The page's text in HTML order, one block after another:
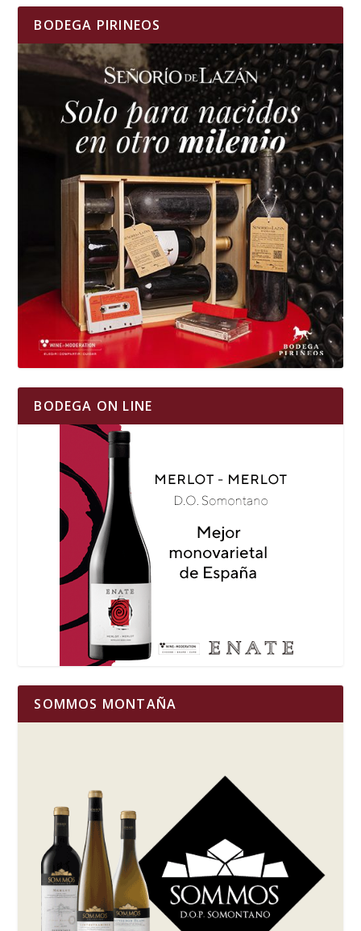
BODEGA PIRINEOS
BODEGA ON LINE
SOMMOS MONTAÑA